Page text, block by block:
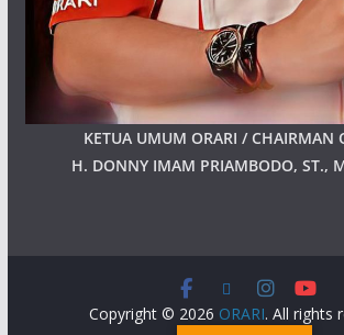
KETUA UMUM ORARI / CHAIRMAN
H. DONNY IMAM PRIAMBODO, ST.,
Copyright © 2026 ORARI. All rights